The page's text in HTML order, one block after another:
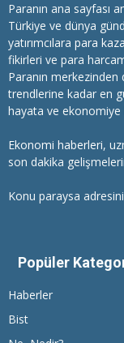
Paranın ana sayfası
Türkiye ve dünya
yatırımcılara para
fikirleri ve para
Paranın
trendlerine kadar en
hayata ve ekonomiye
Ekonomi haberleri,
son dakika
Konu paraysa
Popüler
Haberler
Bist